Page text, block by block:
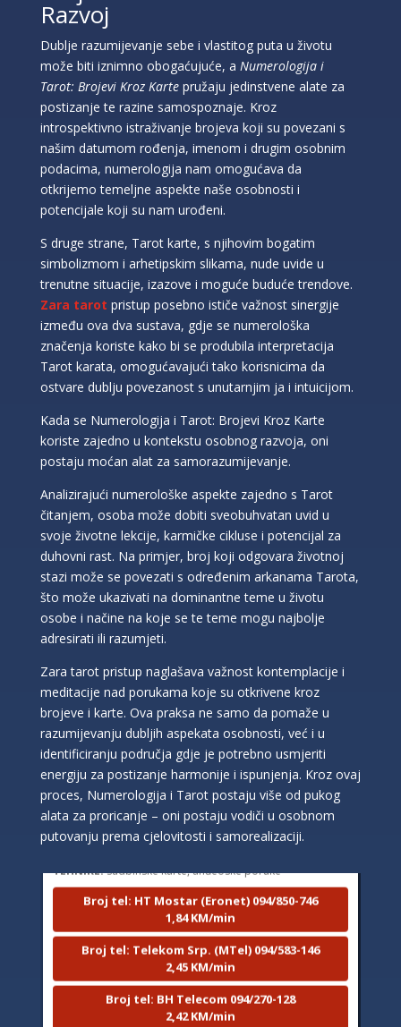
Razvoj
Dublje razumijevanje sebe i vlastitog puta u životu
može biti iznimno obogaćujuće, a Numerologija i
Tarot: Brojevi Kroz Kartepružaju jedinstvene alate za
postizanje te razine samospoznaje. Kroz
introspektivno istraživanje brojeva koji su povezani s
našim datumom rođenja, imenom i drugim osobnim
podacima, numerologija nam omogućava da
otkrijemo temeljne aspekte naše osobnosti i
potencijale koji su nam urođeni.
S druge strane, Tarot karte, s njihovim bogatim
simbolizmom i arhetipskim slikama, nude uvide u
trenutne situacije, izazove i moguće buduće trendove.
Zara tarot pristup posebno ističe važnost sinergije
između ova dva sustava, gdje se numerološka
značenja koriste kako bi se produbila interpretacija
Tarot karata, omogućavajući tako korisnicima da
ostvare dublju povezanost s unutarnjim ja i intuicijom.
Kada se Numerologija i Tarot: Brojevi Kroz Karte
koriste zajedno u kontekstu osobnog razvoja, oni
postaju moćan alat za samorazumijevanje.
Analizirajući numerološke aspekte zajedno s Tarot
čitanjem, osoba može dobiti sveobuhvatan uvid u
svoje životne lekcije, karmičke cikluse i potencijal za
duhovni rast. Na primjer, broj koji odgovara životnoj
stazi može se povezati s određenim arkanama Tarota,
što može ukazivati na dominantne teme u životu
osobe i načine na koje se te teme mogu najbolje
adresirati ili razumjeti.
Zara tarot pristup naglašava važnost kontemplacije i
meditacije nad porukama koje su otkrivene kroz
brojeve i karte. Ova praksa ne samo da pomaže u
razumijevanju dubljih aspekata osobnosti, već i u
identificiranju područja gdje je potrebno usmjeriti
energiju za postizanje harmonije i ispunjenja. Kroz ovaj
proces, Numerologija i Tarot postaju više od pukog
alata za proricanje – oni postaju vodiči u osobnom
putovanju prema cjelovitosti i samorealizaciji.
LUCIJA / Kod #136
Tarot savjetnik je zauzet
Broj tel: HT Mostar (Eronet) 094/850-746
1,84 KM/min
Broj tel: Telekom Srp. (MTel) 094/583-146
2,45 KM/min
Broj tel: BH Telecom 094/270-128
2,42 KM/min